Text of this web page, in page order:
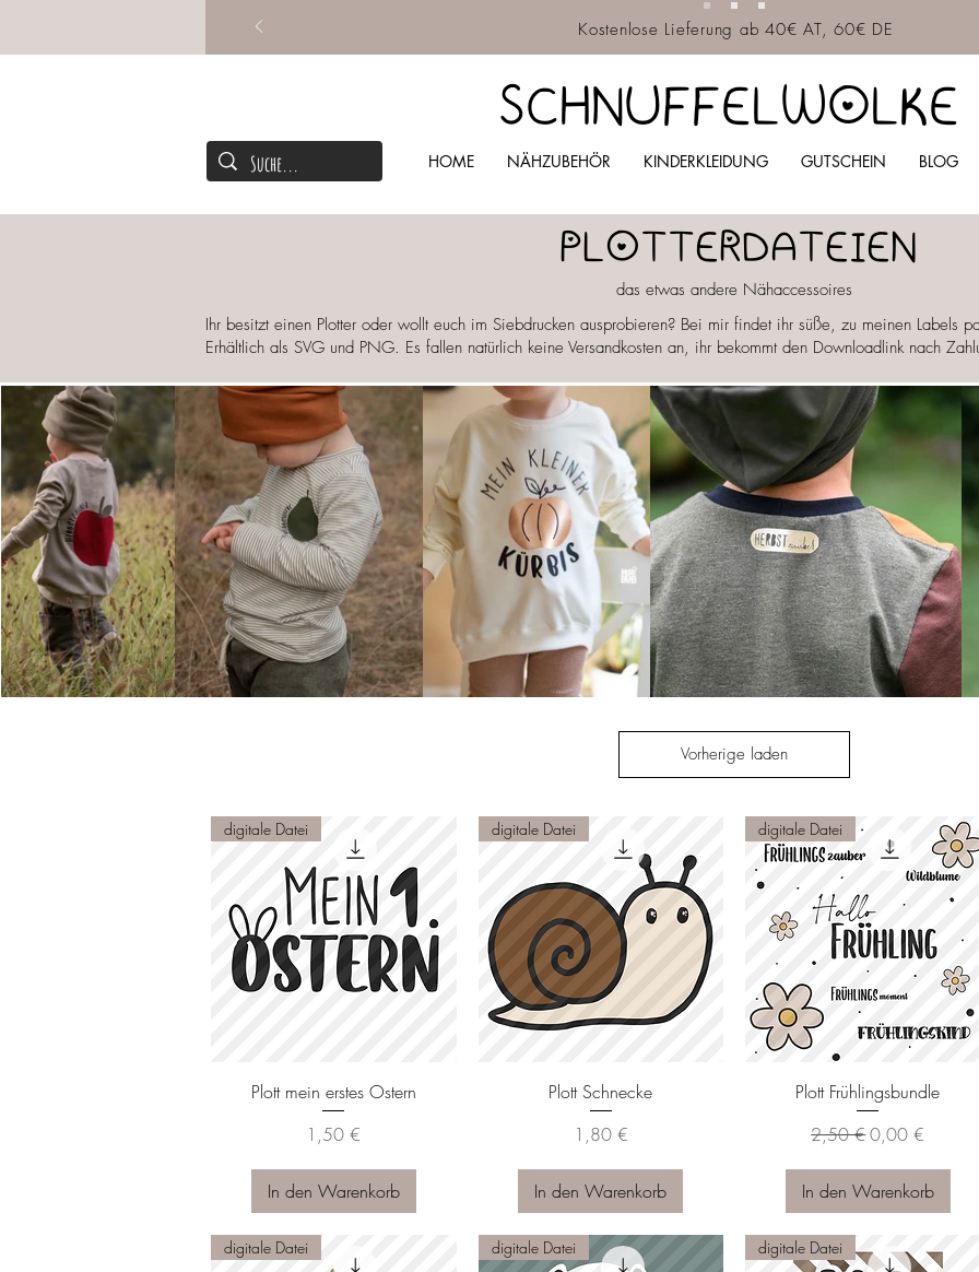
Kostenlose Lieferung ab 40€ AT, 60€ DE
SCHNUFFELWOLKE
HOME NÄHZUBEHÖR KINDERKLEIDUNG GUTSCHEIN BLOG
PLOTTERDATEIEN
das etwas andere Nähaccessoires
Ihr besitzt einen Plotter oder wollt euch im Siebdrucken ausprobieren? Bei mir findet ihr süße, zu meinen Labels
Erhältlich als SVG und PNG. Es fallen natürlich keine Versandkosten an, ihr bekommt den Downloadlink nach
Vorherige laden
Schnellansicht
digitale Datei
Plott mein erstes Ostern
Preis
1,50 €
In den Warenkorb
Schnellansicht
digitale Datei
Plott Schnecke
Preis
1,80 €
In den Warenkorb
Schnellansicht
digitale Datei
Plott Frühlingsbundle
Standardpreis
2,50 €Sale-Preis
0,00 €
In den Warenkorb
digitale Datei digitale Datei digitale Datei